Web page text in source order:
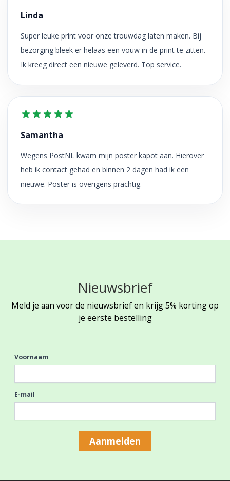
Linda
Super leuke print voor onze trouwdag laten maken. Bij
bezorging bleek er helaas een vouw in de print te zitten.
Ik kreeg direct een nieuwe geleverd. Top service.
Samantha
Wegens PostNL kwam mijn poster kapot aan. Hierover
heb ik contact gehad en binnen 2 dagen had ik een
nieuwe. Poster is overigens prachtig.
Nieuwsbrief
Meld je aan voor de nieuwsbrief en krijg 5% korting op
je eerste bestelling
Voornaam
E-mail
Aanmelden